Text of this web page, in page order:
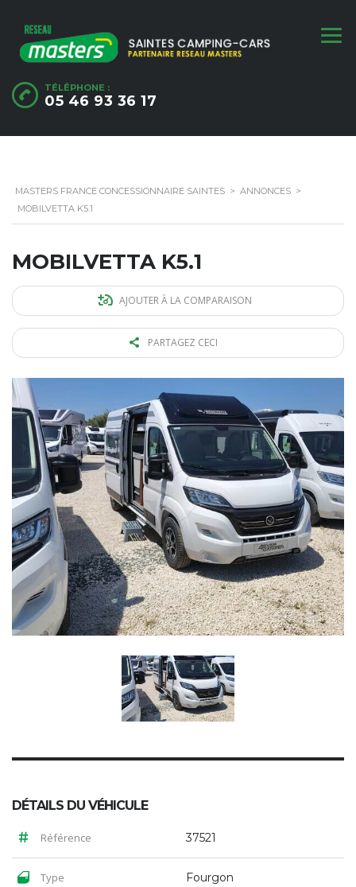
TÉLÉPHONE :
05 46 93 36 17
MASTERS FRANCE CONCESSIONNAIRE SAINTES > ANNONCES >
MOBILVETTA K5.1
MOBILVETTA K5.1
AJOUTER À LA COMPARAISON
PARTAGEZ CECI
DÉTAILS DU VÉHICULE
Référence 37521
Type Fourgon